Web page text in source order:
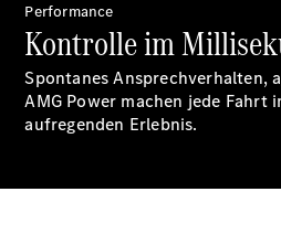
Öffnungszeiten
Servicetermin
Performance
Kontrolle im
Spontanes Ansprechverhalten,
AMG Power machen jede Fahrt
aufregenden Erlebnis.